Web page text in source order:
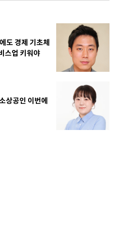
이? [뉴시스국회토pic] 청와대 일주일
도 경제 기초체
스업 키워야
상공인 이번에